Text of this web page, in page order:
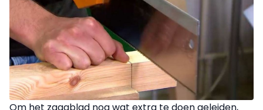
Om het zaagblad nog wat extra te doen geleiden,